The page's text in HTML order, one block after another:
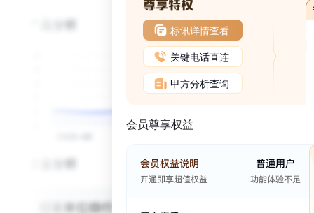
标讯详情查看
关键电话直连
甲方分析查询
会员尊享权益